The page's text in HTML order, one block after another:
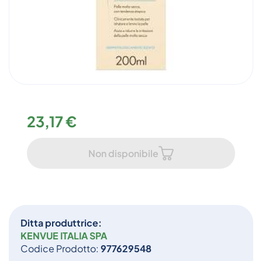
Ditta produttrice:
KENVUE ITALIA SPA
Codice Prodotto: 977629548
23,17 €
Non disponibile